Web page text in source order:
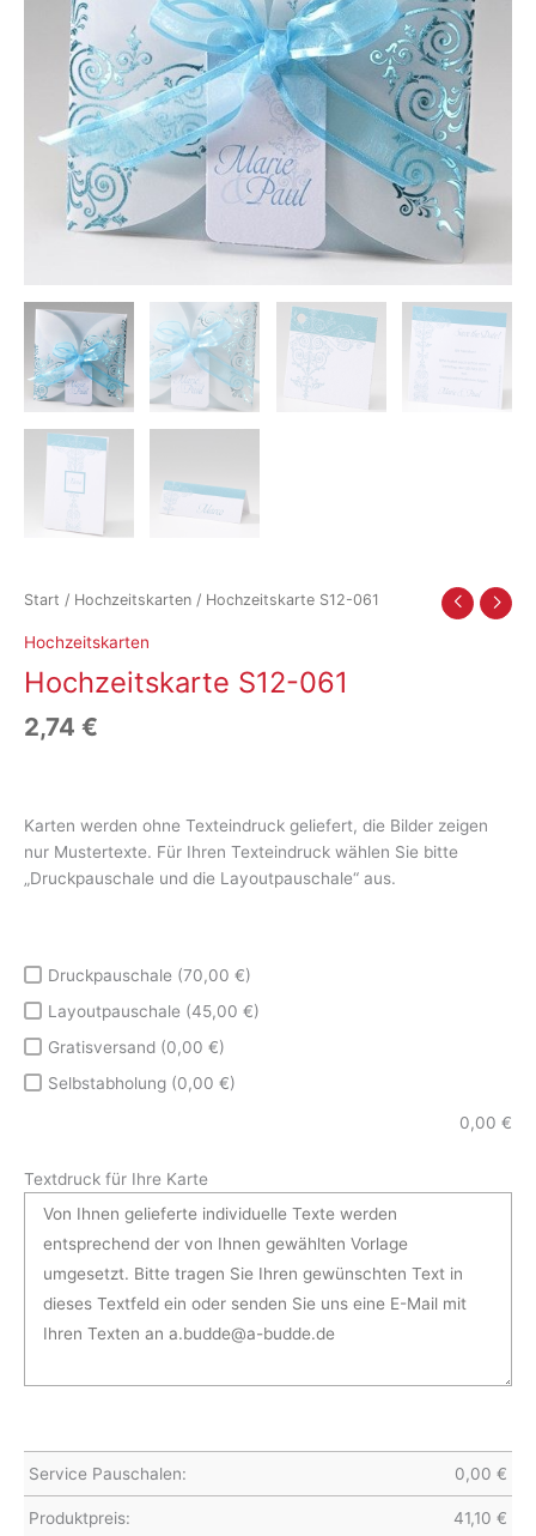
Start / Hochzeitskarten / Hochzeitskarte S12-061
Hochzeitskarten
Hochzeitskarte S12-061
2,74 €
Karten werden ohne Texteindruck geliefert, die Bilder zeigen
nur Mustertexte. Für Ihren Texteindruck wählen Sie bitte
„Druckpauschale und die Layoutpauschale“ aus.
Druckpauschale (70,00 €)
Layoutpauschale (45,00 €)
Gratisversand (0,00 €)
Selbstabholung (0,00 €)
0,00 €
Textdruck für Ihre Karte
Service Pauschalen: 0,00 €
Produktpreis: 41,10 €